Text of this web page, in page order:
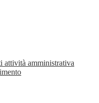
attività amministrativa